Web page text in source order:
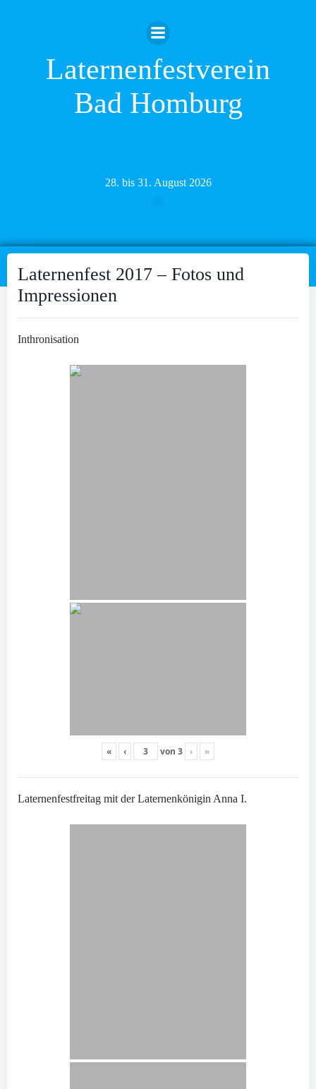
Inhalt
springen
Laternenfestverein
Bad Homburg
28. bis 31. August 2026
Laternenfest 2017 – Fotos und
Impressionen
Inthronisation
« ‹ von 3 › »
Laternenfestfreitag mit der Laternenkönigin Anna I.